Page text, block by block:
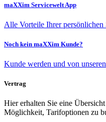
maXXim Servicewelt App
Alle Vorteile Ihrer
Noch kein maXXim Kunde?
Kunde werden und von
Vertrag
Hier erhalten Sie eine
Möglichkeit, Tarifoptionen zu